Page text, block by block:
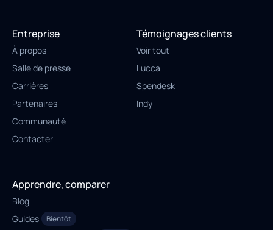
Entreprise
À propos
Salle de presse
Carrières
Partenaires
Communauté
Contacter
Témoignages clients
Voir tout
Lucca
Spendesk
Indy
Apprendre, comparer
Blog
Guides
Bientôt